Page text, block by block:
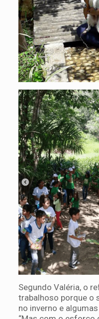
Segundo Valéria, o
trabalhoso porque o
no inverno e